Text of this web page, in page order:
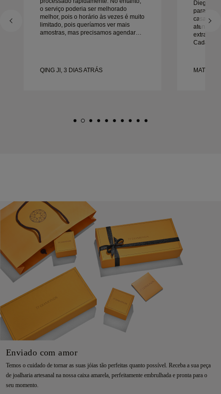
o serviço poderia ser melhorado
melhor, pois o horário às vezes é muito
limitado, pois queríamos ver mais
amostras, mas precisamos agendar
QING JI, 3 DIAS ATRÁS
Diego foi
para
atenção
Cada
Enviado com amor
Temos o cuidado de tornar as suas jóias tão perfeitas quanto possível. Receba a sua peça
de joalharia artesanal na nossa caixa amarela, perfeitamente embrulhada e pronta para o
seu momento.